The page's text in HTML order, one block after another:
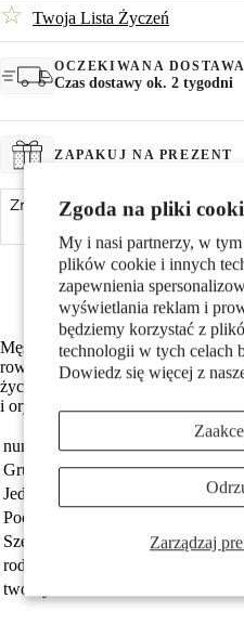
Zgoda na pliki
My i nasi partnerzy, w
plików cookie i innych
zapewnienia
wyświetlania reklam i
będziemy korzystać z
technologii w tych celach
Dowiedz się więcej z
Zarządzaj
☆ Twoja Lista Życzeń
OCZEKIWANA DOSTAWA
Czas dostawy ok. 2 tygodni
ZAPAKUJ NA PREZENT
Zmniejsz ilość
Zwiększ
Made in Germany
Wykonane z odzyskanego
Darmowa dostawa
Męski kolczyk sztyft wykonany z
roweru górskiego. Stylowy
życia i sportów ekstremalnych.
i oryginalności każdej stylizacji.
numer zamówienia
Grupa docelowa
Jednostka
Pochodzenie
Szerokość
9 mm
rodzaj biżuterii
tworzywo